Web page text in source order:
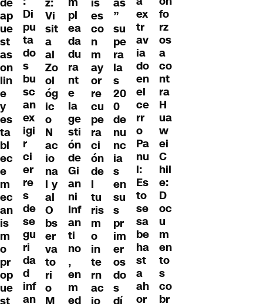
ap
ue
st
as
on
lin
e
y
es
ta
bl
ec
e
m
ec
an
is
m
o
pr
op
ue
st
Di
pu
ta
do
s
bu
sc
an
ex
igi
r
ci
er
re
s
de
se
gu
ri
da
d
inf
an
Vi
sit
a
al
Zo
ol
óg
ic
o
N
ac
io
na
l y
al
O
bs
er
va
to
ri
o
M
pl
ea
da
du
ra
nt
e
la
ge
sti
ón
de
Gi
an
ni
Inf
an
ti
no
,
en
m
ed
es
co
n
m
ay
or
re
cu
pe
ra
ci
ón
de
l
tu
ris
m
o
in
te
rn
ac
io
”
su
pe
ra
la
s
20
0
de
nu
nc
ia
s
en
su
s
pr
im
er
os
do
s
dí
ex
tr
av
ia
do
en
el
ce
rr
o
Pa
nu
l:
Es
to
se
sa
be
ha
st
a
ah
or
fo
rz
os
a
co
nt
ra
H
ua
w
ei
C
hil
e:
D
oc
u
m
en
to
s
co
br